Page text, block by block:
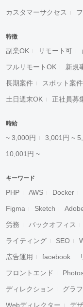
カスタマーサクセス
特徴
副業OK リモート可
フルリモートOK 新規
長期案件 スポット案件
土日週末OK 正社員募
時給
~ 3,000円 3,001円 ~
10,001円 ~
キーワード
PHP AWS Docker
Figma Sketch
労務 バックオフィス
ライティング SEO
広告運用 facebook
フロントエンド
ディレクション グラ
Webディレクター デ